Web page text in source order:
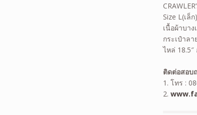
Size L(เล็
เนื้อผ้าบาง
กระเป๋าล
ไหล่ 18.5″
ติดต่อสอบ
1. โทร :
2.